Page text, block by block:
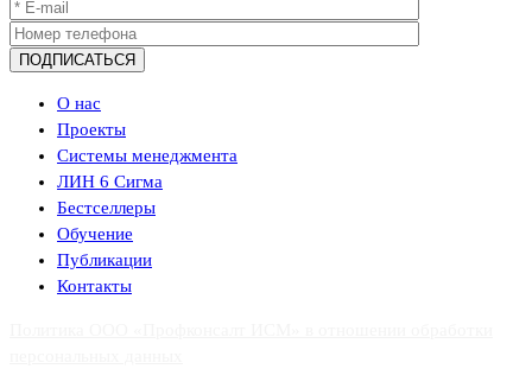
О нас
Проекты
Системы менеджмента
ЛИН 6 Сигма
Бестселлеры
Обучение
Публикации
Контакты